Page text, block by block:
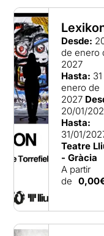
Desde:
de enero
2027
Hasta:
enero de
2027
20/01/
Hasta:
31/01/
Teatre
- Gràcia
A partir
de